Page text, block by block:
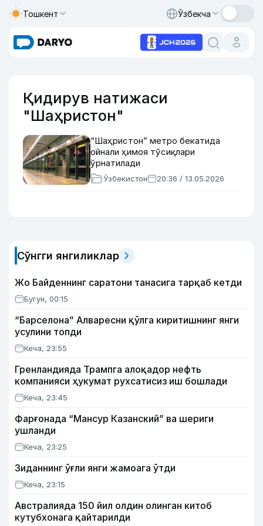
Тошкент Ўзбекча
Қидирув натижаси
"Шаҳристон"
“Шаҳристон” метро бекатида
ойнали ҳимоя тўсиқлари
ўрнатилади
Ўзбекистон 20:36 / 13.05.2026
Сўнгги янгиликлар
Жо Байденнинг саратони танасига тарқаб кетди
Бугун, 00:15
“Барселона” Алваресни қўлга киритишнинг янги
усулини топди
Кеча, 23:55
Гренландияда Трампга алоқадор нефть
компанияси ҳукумат рухсатисиз иш бошлади
Кеча, 23:45
Фарғонада “Мансур Казанский” ва шериги
ушланди
Кеча, 23:25
Зиданнинг ўғли янги жамоага ўтди
Кеча, 23:15
Австралияда 150 йил олдин олинган китоб
кутубхонага қайтарилди